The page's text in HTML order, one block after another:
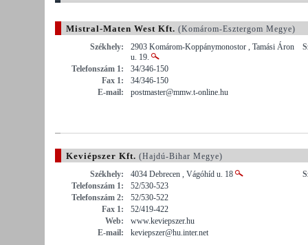
Mistral-Maten West Kft. (Komárom-Esztergom Megye)
Székhely:
2903 Komárom-Koppánymonostor , Tamási Áron
u. 19.
Telefonszám 1:
34/346-150
Fax 1:
34/346-150
E-mail:
postmaster@mmw.t-online.hu
Keviépszer Kft. (Hajdú-Bihar Megye)
Székhely:
4034 Debrecen , Vágóhíd u. 18
Telefonszám 1:
52/530-523
Telefonszám 2:
52/530-522
Fax 1:
52/419-422
Web:
www.keviepszer.hu
E-mail:
keviepszer@hu.inter.net